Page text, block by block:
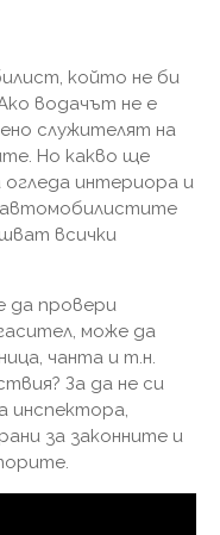
който не би
водачът не е
служителят на
Но какво ще
огледа интериора и
всички
да провери
може да
чанта и т.н.
За да не си
инспектора,
за законните и